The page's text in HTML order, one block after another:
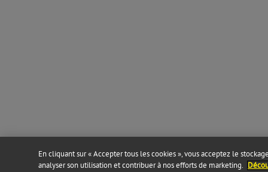
En cliquant sur « Accepter tous les cookies », vous acceptez le
analyser son utilisation et contribuer à nos efforts de marketing.